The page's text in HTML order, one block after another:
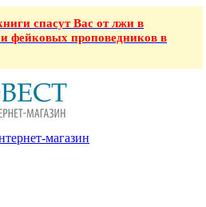
спасут Вас от лжи в
фейковых проповедников в
магазин